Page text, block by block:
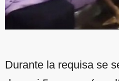
Durante la requisa se